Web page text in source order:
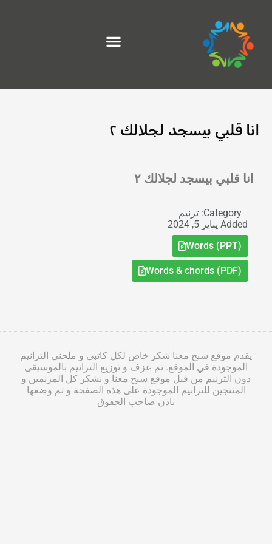
المحتوى
انا قلبي بيسجد لجلالك ٢
انا قلبي بيسجد لجلالك ٢
Category: ترنيم
Added يناير 5, 2024
Words (PPT)
Words & chords (PDF)
يقدم موقع سبح معنا شكر خاص لكل كاتبي و ملحني الترانيم
الموجودة في الموقع. تم عزف و توزيع الترانيم بالموسيقى
دون الترنيم من قبل موقع سبح معنا و نشكر كل المرنمين و
المنتجين للترانيم الموجودة على هذه الصفحة و تم وضعها
باذن صاحب الحقوق